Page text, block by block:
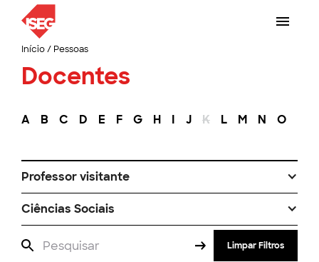
Início/ Pessoas
Docentes
A B C D E F G H I J K L M N O
Professor visitante
Ciências Sociais
Limpar Filtros